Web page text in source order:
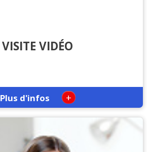
VISITE VIDÉO
Plus d'infos +